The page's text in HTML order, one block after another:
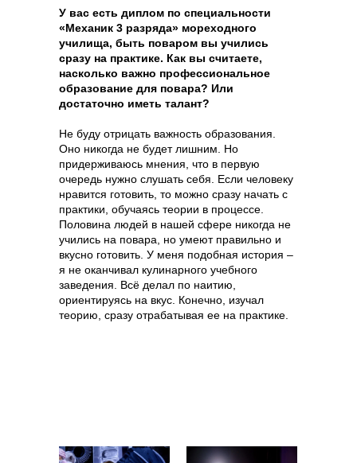
У вас есть диплом по специальности
«Механик 3 разряда» мореходного
училища, быть поваром вы учились
сразу на практике. Как вы считаете,
насколько важно профессиональное
образование для повара? Или
достаточно иметь талант?
Не буду отрицать важность образования.
Оно никогда не будет лишним. Но
придерживаюсь мнения, что в первую
очередь нужно слушать себя. Если человеку
нравится готовить, то можно сразу начать с
практики, обучаясь теории в процессе.
Половина людей в нашей сфере никогда не
учились на повара, но умеют правильно и
вкусно готовить. У меня подобная история –
я не оканчивал кулинарного учебного
заведения. Всё делал по наитию,
ориентируясь на вкус. Конечно, изучал
теорию, сразу отрабатывая ее на практике.